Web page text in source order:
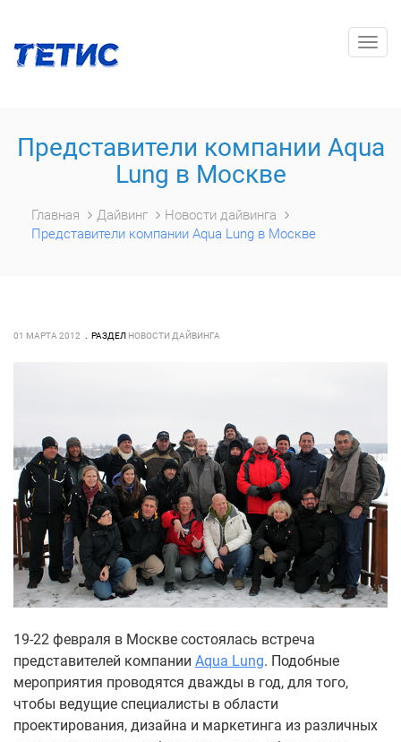
Представители компании Aqua
Lung в Москве
Главная Дайвинг
Новости дайвинга
Представители компании Aqua Lung в Москве
01 МАРТА 2012 РАЗДЕЛ НОВОСТИ ДАЙВИНГА
19-22 февраля в Москве состоялась встреча
представителей компании Aqua Lung. Подобные
мероприятия проводятся дважды в год, для того,
чтобы ведущие специалисты в области
проектирования, дизайна и маркетинга из различных